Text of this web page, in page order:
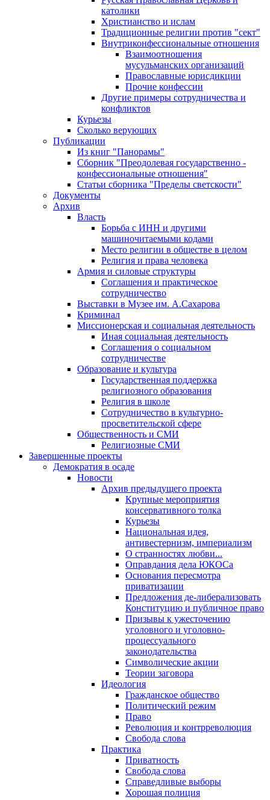
католики
Христианство и ислам
Традиционные религии против "сект"
Внутриконфессиональные отношения
Взаимоотношения
мусульманских организаций
Православные юрисдикции
Прочие конфессии
Другие примеры сотрудничества и
конфликтов
Курьезы
Сколько верующих
Публикации
Из книг "Панорамы"
Сборник "Преодолевая государственно -
конфессиональные отношения"
Статьи сборника "Пределы светскости"
Документы
Архив
Власть
Борьба с ИНН и другими
машиночитаемыми кодами
Место религии в обществе в целом
Религия и права человека
Армия и силовые структуры
Соглашения и практическое
сотрудничество
Выставки в Музее им. А.Сахарова
Криминал
Миссионерская и социальная деятельность
Иная социальная деятельность
Соглашения о социальном
сотрудничестве
Образование и культура
Государственная поддержка
религиозного образования
Религия в школе
Сотрудничество в культурно-
просветительской сфере
Общественность и СМИ
Религиозные СМИ
Завершенные проекты
Демократия в осаде
Новости
Архив предыдущего проекта
Крупные мероприятия
консервативного толка
Курьезы
Национальная идея,
антивестернизм, империализм
О странностях любви...
Оправдания дела ЮКОСа
Основания пересмотра
приватизации
Предложения де-либерализовать
Конституцию и публичное право
Призывы к ужесточению
уголовного и уголовно-
процессуального
законодательства
Символические акции
Теории заговора
Идеология
Гражданское общество
Политический режим
Право
Революция и контрреволюция
Свобода слова
Практика
Приватность
Свобода слова
Справедливые выборы
Хорошая полиция